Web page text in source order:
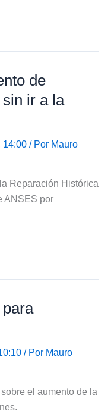
de
ir a la
14:00 / Por Mauro
Reparación Histórica
ANSES por
/ Por Mauro
el aumento de la